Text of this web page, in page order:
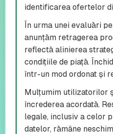
identificarea ofertelor
În urma unei evaluări
anunțăm retragerea
reflectă alinierea
condițiile de piață.
într-un mod ordonat și
Mulțumim utilizatorilor
încrederea acordată.
legale, inclusiv a celor
datelor, rămâne